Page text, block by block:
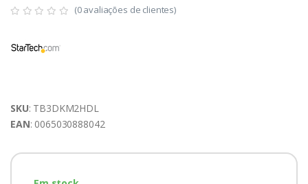
(0 avaliações de clientes)
SKU: TB3DKM2HDL
EAN: 0065030888042